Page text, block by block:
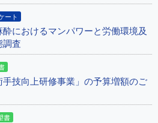
ート
におけるマンパワーと労働環境及
調査
技向上研修事業」の予算増額のご
書